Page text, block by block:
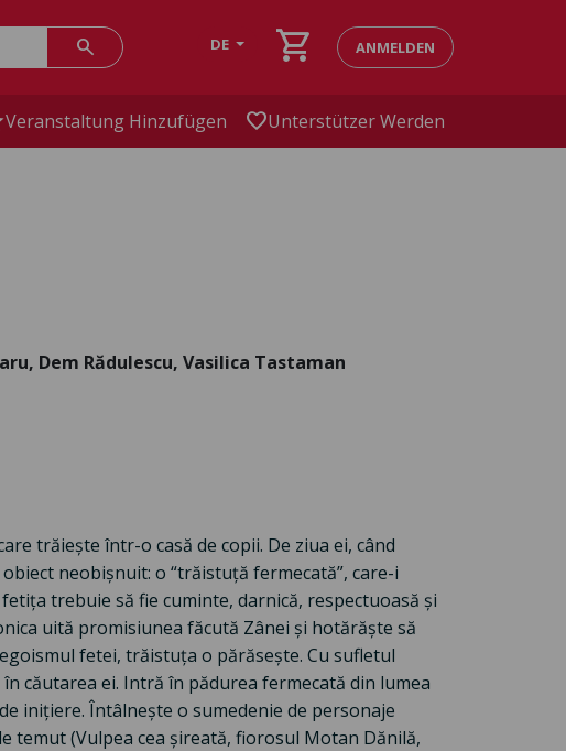
search DE shopping_cart ANMELDEN
Veranstaltung Hinzufügen favoriteUnterstützer Werden
Dem Rădulescu, Vasilica Tastaman
trăiește într-o casă de copii. De ziua ei, când
neobișnuit: o “trăistuță fermecată”, care-i
trebuie să fie cuminte, darnică, respectuoasă și
uită promisiunea făcută Zânei și hotărăște să
fetei, trăistuța o părăsește. Cu sufletul
căutarea ei. Intră în pădurea fermecată din lumea
inițiere. Întâlnește o sumedenie de personaje
temut (Vulpea cea șireată, fiorosul Motan Dănilă,